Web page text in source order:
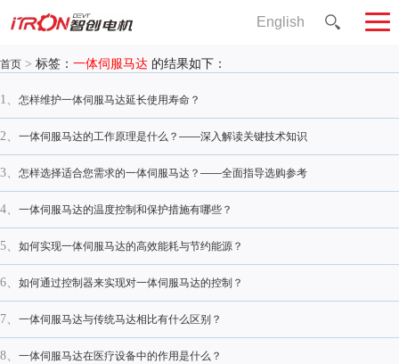
English
首页 > 标签： 一体伺服马达 的结果如下：
1、 怎样维护一体伺服马达延长使用寿命？
2、 一体伺服马达的工作原理是什么？——深入解读关键技术知识
3、 怎样选择适合您需求的一体伺服马达？——全面指导选购参考
4、 一体伺服马达的温度控制和保护措施有哪些？
5、 如何实现一体伺服马达的高效能耗与节约能源？
6、 如何通过控制器来实现对一体伺服马达的控制？
7、 一体伺服马达与传统马达相比有什么区别？
8、 一体伺服马达在医疗设备中的作用是什么？